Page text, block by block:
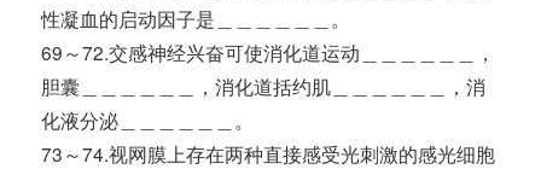
性凝血的启动因子是＿＿＿＿＿＿。
69～72.交感神经兴奋可使消化道运动＿＿＿＿＿＿，
胆囊＿＿＿＿＿＿，消化道括约肌＿＿＿＿＿＿，消
化液分泌＿＿＿＿＿＿。
73～74.视网膜上存在两种直接感受光刺激的感光细胞